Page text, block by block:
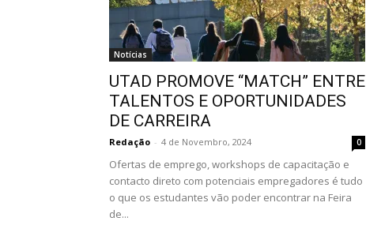
Notícias
UTAD PROMOVE “MATCH” ENTRE
TALENTOS E OPORTUNIDADES
DE CARREIRA
Redação - 4 de Novembro, 2024 0
Ofertas de emprego, workshops de capacitação e
contacto direto com potenciais empregadores é tudo
o que os estudantes vão poder encontrar na Feira
de...